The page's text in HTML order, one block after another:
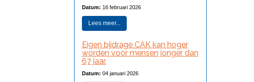
Datum: 16 februari 2026
Lees meer...
Eigen bijdrage CAK kan hoger
worden voor mensen jonger dan
67 jaar.
Datum: 04 januari 2026